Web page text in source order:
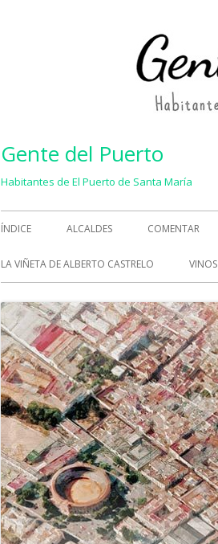
Gente del Puerto
Habitantes de El Puerto de Santa María
Menú
principal
ÍNDICE ALCALDES COMENTAR
LA VIÑETA DE ALBERTO CASTRELO VINOS